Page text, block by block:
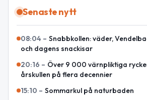
Senaste nytt
08:04 – Snabbkollen: väder,
och dagens snackisar
20:16 – Över 9 000 värnpliktiga
årskullen på flera decennier
15:10 – Sommarkul på naturbaden